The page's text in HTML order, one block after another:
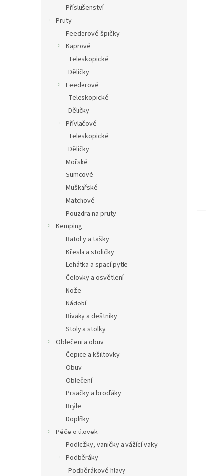
Příslušenství
Pruty
Feederové špičky
Kaprové
Teleskopické
Děličky
Feederové
Teleskopické
Děličky
Přívlačové
Teleskopické
Děličky
Mořské
Sumcové
Muškařské
Matchové
Pouzdra na pruty
Kemping
Batohy a tašky
Křesla a stoličky
Lehátka a spací pytle
Čelovky a osvětlení
Nože
Nádobí
Bivaky a deštníky
Stoly a stolky
Oblečení a obuv
Čepice a kšiltovky
Obuv
Oblečení
Prsačky a broďáky
Brýle
Doplňky
Péče o úlovek
Podložky, vaničky a vážící vaky
Podběráky
Podběrákové hlavy